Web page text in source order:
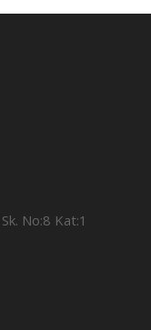
No:8 Kat:1